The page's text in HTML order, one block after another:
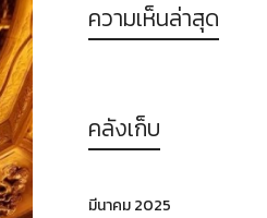
ความเห็นล่าสุด
คลังเก็บ
มีนาคม 2025